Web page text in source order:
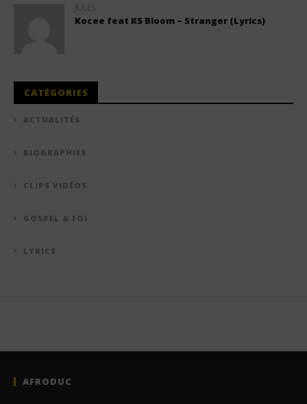
JULES
Kocee feat KS Bloom – Stranger (Lyrics)
CATÉGORIES
ACTUALITÉS
BIOGRAPHIES
CLIPS VIDÉOS
GOSPEL & FOI
LYRICS
AFRODUC